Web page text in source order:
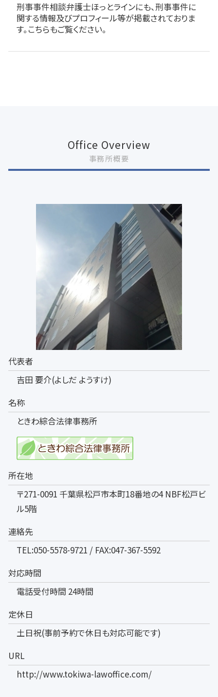
刑事事件相談弁護士ほっとラインにも、刑事事件に
関する情報及びプロフィール等が掲載されておりま
す。こちらもご覧ください。
Office Overview
事務所概要
代表者
吉田 要介(よしだ ようすけ)
名称
ときわ綜合法律事務所
所在地
〒271-0091 千葉県松戸市本町18番地の4 NBF松戸ビ
ル5階
連絡先
TEL:050-5578-9721 / FAX:047-367-5592
対応時間
電話受付時間 24時間
定休日
土日祝(事前予約で休日も対応可能です)
URL
http://www.tokiwa-lawoffice.com/